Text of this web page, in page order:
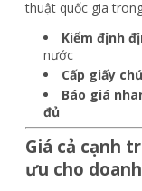
thuật quốc gia
Kiểm định
nước
Cấp giấy
Báo giá
đủ
Giá cả cạnh
ưu cho